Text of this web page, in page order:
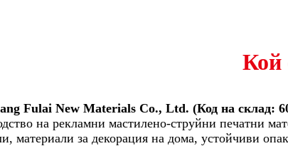
Кой
Fulai New Materials Co., Ltd. (Код на склад:
на рекламни мастилено-струйни печатни
материали за декорация на дома, устойчиви